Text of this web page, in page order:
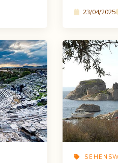
23/04/2025